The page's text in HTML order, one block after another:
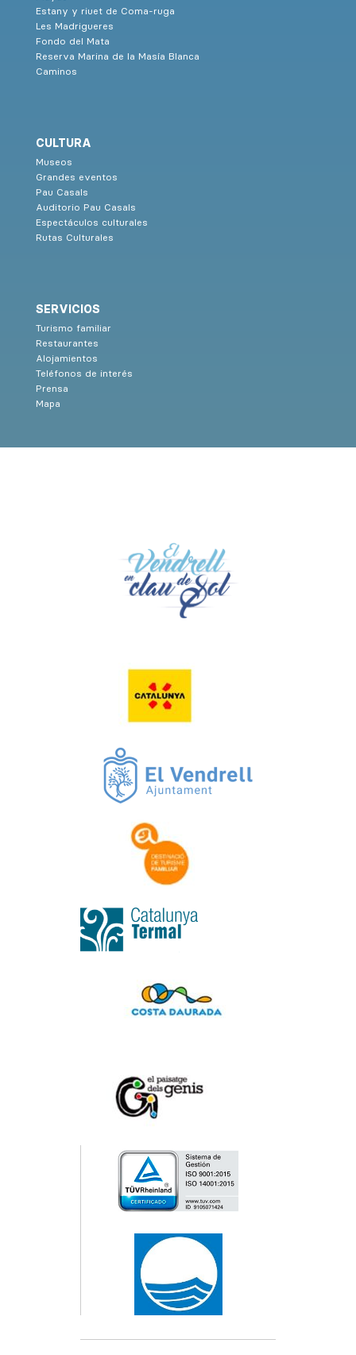
Estany y riuet de Coma-ruga
Les Madrigueres
Fondo del Mata
Reserva Marina de la Masía Blanca
Caminos
CULTURA
Museos
Grandes eventos
Pau Casals
Auditorio Pau Casals
Espectáculos culturales
Rutas Culturales
SERVICIOS
Turismo familiar
Restaurantes
Alojamientos
Teléfonos de interés
Prensa
Mapa